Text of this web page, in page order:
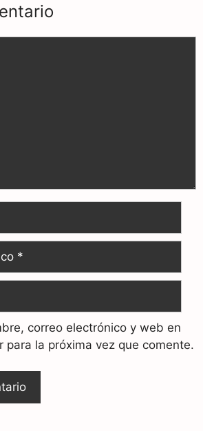
correo electrónico y web en
para la próxima vez que comente.